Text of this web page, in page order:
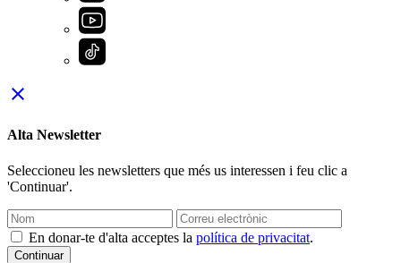
close
Alta Newsletter
Seleccioneu les newsletters que més us interessen i feu clic a
'Continuar'.
En donar-te d'alta acceptes la política de privacitat.
Continuar